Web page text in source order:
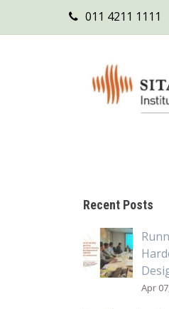
011 4211 1111
Recent Posts
Apr